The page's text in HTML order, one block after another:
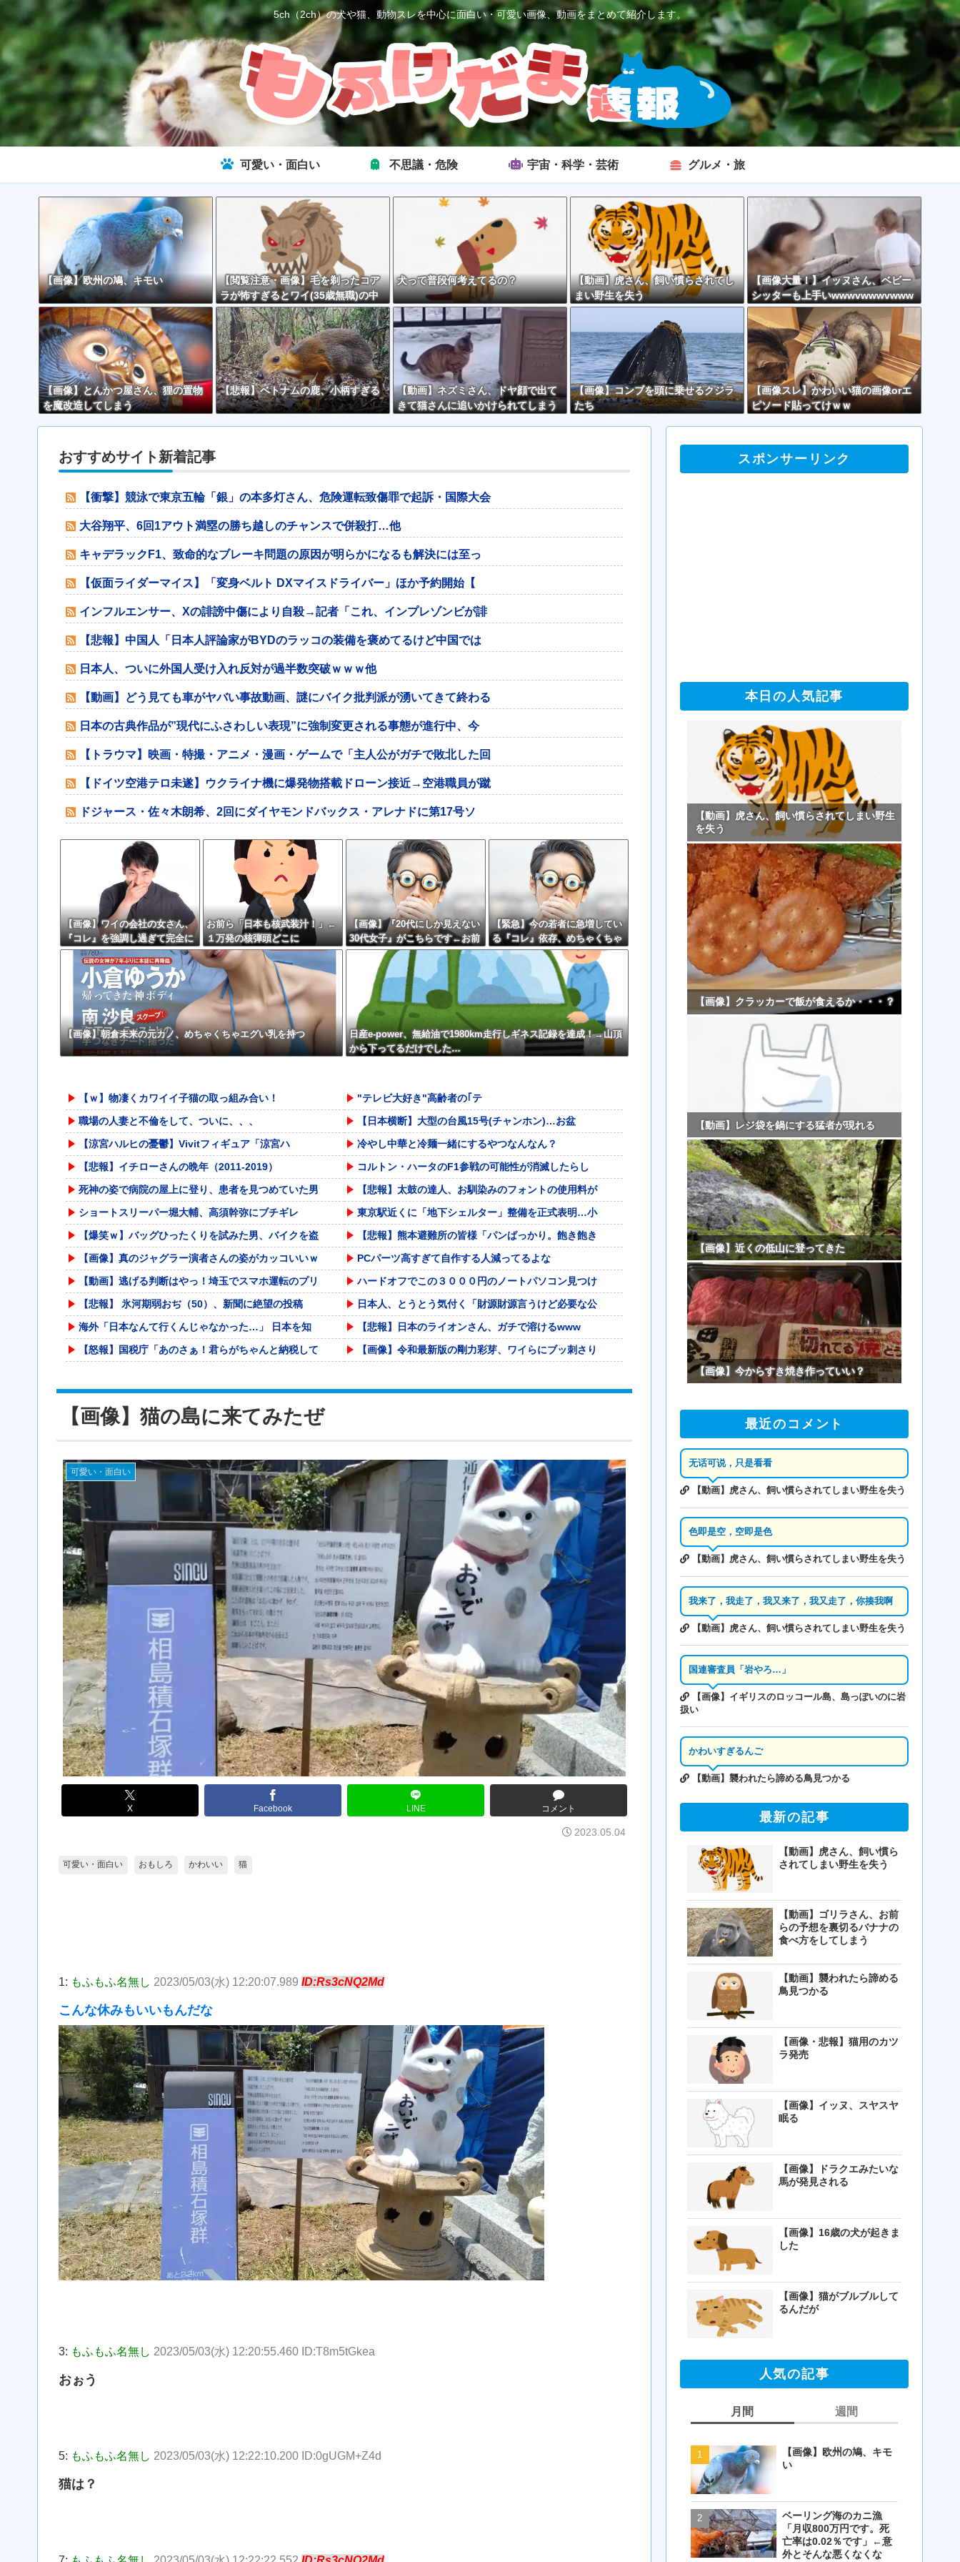
5ch（2ch）の犬や猫、動物スレを中心に面白い・可愛い画像、動画をまとめて紹介します。
可愛い・面白い 不思議・危険 宇宙・科学・芸術 グルメ・旅
【画像】欧州の鳩、キモい
【閲覧注意・画像】毛を剃ったコア
ラが怖すぎるとワイ(35歳無職)の中
で話題に
犬って普段何考えてるの？
【動画】虎さん、飼い慣らされてし
まい野生を失う
【画像大量！】イッヌさん、ベビー
シッターも上手いwwwvwwwvwww
vwwwvwww
【画像】とんかつ屋さん、狸の置物
を魔改造してしまう
【悲報】ベトナムの鹿、小柄すぎる
【動画】ネズミさん、ドヤ顔で出て
きて猫さんに追いかけられてしまう
【画像】コンブを頭に乗せるクジラ
たち
【画像スレ】かわいい猫の画像orエ
ピソード貼ってけｗｗ
おすすめサイト新着記事
【衝撃】競泳で東京五輪「銀」の本多灯さん、危険運転致傷罪で起訴・国際大会
大谷翔平、6回1アウト満塁の勝ち越しのチャンスで併殺打…他
キャデラックF1、致命的なブレーキ問題の原因が明らかになるも解決には至っ
【仮面ライダーマイス】「変身ベルト DXマイスドライバー」ほか予約開始【
インフルエンサー、Xの誹謗中傷により自殺→記者「これ、インプレゾンビが誹
【悲報】中国人「日本人評論家がBYDのラッコの装備を褒めてるけど中国では
日本人、ついに外国人受け入れ反対が過半数突破ｗｗｗ他
【動画】どう見ても車がヤバい事故動画、謎にバイク批判派が湧いてきて終わる
日本の古典作品が”現代にふさわしい表現”に強制変更される事態が進行中、今
【トラウマ】映画・特撮・アニメ・漫画・ゲームで「主人公がガチで敗北した回
【ドイツ空港テロ未遂】ウクライナ機に爆発物搭載ドローン接近→空港職員が蹴
ドジャース・佐々木朗希、2回にダイヤモンドバックス・アレナドに第17号ソ
【画像】ワイの会社の女さん、
『コレ』を強調し過ぎて完全に
あたしこ枠を狙ってるんだがw
w w w w w w w w w w w
お前ら「日本も核武装汁！」←
１万発の核弾頭どこに
【画像】『20代にしか見えない
30代女子』がこちらです←お前
らから見てどう？？？？？？？
【緊急】今の若者に急増してい
る『コレ』依存、めちゃくちゃ
深刻な模様w w w w w w w w
w w
【画像】朝倉未来の元カノ、めちゃくちゃエグい乳を持つ
日産e-power、無給油で1980km走行しギネス記録を達成！→山頂
から下ってるだけでした…
【ｗ】物凄くカワイイ子猫の取っ組み合い！
"テレビ大好き"高齢者の｢テ
職場の人妻と不倫をして、ついに、、、
【日本横断】大型の台風15号(チャンホン)…お盆
【涼宮ハルヒの憂鬱】Vivitフィギュア「涼宮ハ
冷やし中華と冷麺一緒にするやつなんなん？
【悲報】イチローさんの晩年（2011-2019）
コルトン・ハータのF1参戦の可能性が消滅したらし
死神の姿で病院の屋上に登り、患者を見つめていた男
【悲報】太鼓の達人、お馴染みのフォントの使用料が
ショートスリーパー堀大輔、高須幹弥にブチギレ
東京駅近くに「地下シェルター」整備を正式表明…小
【爆笑ｗ】バッグひったくりを試みた男、バイクを盗
【悲報】熊本避難所の皆様「パンばっかり。飽き飽き
【画像】真のジャグラー演者さんの姿がカッコいいｗ
PCパーツ高すぎて自作する人減ってるよな
【動画】逃げる判断はやっ！埼玉でスマホ運転のプリ
ハードオフでこの３０００円のノートパソコン見つけ
【悲報】 氷河期弱おぢ（50）、新聞に絶望の投稿
日本人、とうとう気付く「財源財源言うけど必要な公
海外「日本なんて行くんじゃなかった…」 日本を知
【悲報】日本のライオンさん、ガチで溶けるwww
【怒報】国税庁「あのさぁ！君らがちゃんと納税して
【画像】令和最新版の剛力彩芽、ワイらにブッ刺さり
高配当をうたった「みんなで大家さん」→実態は28
【緊急】今の若者に急増している『コレ』依存、めち
毎日設定6が入ってる場所を演者さんが動画内で語り
生食が最悪最凶なのって豚肉らしいな
フロム「『The Duskbloods』ネットワ
テレビ大好き高齢者の｢テレビ離れ｣が始まった…
海外「全部日本の真似だったのか…」 日本の普通の
【悲報】 ワイ(33)、明日嫁(34)と妊活しな
【悲報】コードレス掃除機、ガチでたかすぎる・・・
「非常に残念」高市総理と面会決定も…発言不可、握
滝沢秀明社長、熊本入り示唆「男手が必要。時間を見
国立でのJリーグ開幕戦が史上最多6万3960人の
【怒報】国税庁「あのさぁ！君らがちゃんと納税して
ASD・ADHD、今や小中学生80万人超に“発達
『おんｊ民の夏休み』2026
【衝撃】マツコ・デラックス「バスタオル、何日使う
【画像】猫の島に来てみたぜ
可愛い・面白い
X Facebook LINE コメント
2023.05.04
可愛い・面白い おもしろ かわいい 猫
1: もふもふ名無し 2023/05/03(水) 12:20:07.989 ID:Rs3cNQ2Md
こんな休みもいいもんだな
3: もふもふ名無し 2023/05/03(水) 12:20:55.460 ID:T8m5tGkea
おぉう
5: もふもふ名無し 2023/05/03(水) 12:22:10.200 ID:0gUGM+Z4d
猫は？
スポンサーリンク
本日の人気記事
【動画】虎さん、飼い慣らされてしまい野生
を失う
【画像】クラッカーで飯が食えるか・・・？
【動画】レジ袋を鍋にする猛者が現れる
【画像】近くの低山に登ってきた
【画像】今からすき焼き作っていい？
最近のコメント
无话可说，只是看看
【動画】虎さん、飼い慣らされてしまい野生を失う
色即是空，空即是色
【動画】虎さん、飼い慣らされてしまい野生を失う
我来了，我走了，我又来了，我又走了，你揍我啊
【動画】虎さん、飼い慣らされてしまい野生を失う
国連審査員「岩やろ…」
【画像】イギリスのロッコール島、島っぽいのに岩
扱い
かわいすぎるんご
【動画】襲われたら諦める鳥見つかる
最新の記事
【動画】虎さん、飼い慣ら
されてしまい野生を失う
【動画】ゴリラさん、お前
らの予想を裏切るバナナの
食べ方をしてしまう
【動画】襲われたら諦める
鳥見つかる
【画像・悲報】猫用のカツ
ラ発売
【画像】イッヌ、スヤスヤ
眠る
【画像】ドラクエみたいな
馬が発見される
【画像】16歳の犬が起きま
した
【画像】猫がブルブルして
るんだが
人気の記事
月間
【画像】欧州の鳩、キモ
い
ベーリング海のカニ漁
「月収800万円です。死
亡率は0.02％です」←意
外とそんな悪くなくな
週間
【閲覧注意・画像】毛を
【画像】欧州の鳩、キモ
い